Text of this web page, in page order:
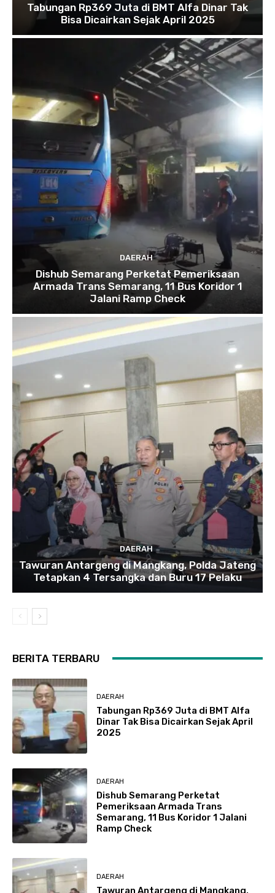
Tabungan Rp369 Juta di BMT Alfa Dinar Tak
Bisa Dicairkan Sejak April 2025
DAERAH
Dishub Semarang Perketat Pemeriksaan
Armada Trans Semarang, 11 Bus Koridor 1
Jalani Ramp Check
DAERAH
Tawuran Antargeng di Mangkang, Polda Jateng
Tetapkan 4 Tersangka dan Buru 17 Pelaku
BERITA TERBARU
DAERAH
Tabungan Rp369 Juta di BMT Alfa
Dinar Tak Bisa Dicairkan Sejak April
2025
DAERAH
Dishub Semarang Perketat
Pemeriksaan Armada Trans
Semarang, 11 Bus Koridor 1 Jalani
Ramp Check
DAERAH
Tawuran Antargeng di Mangkang,